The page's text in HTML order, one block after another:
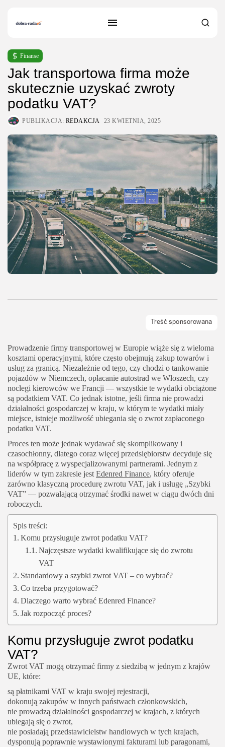
Finanse
Jak transportowa firma może
skutecznie uzyskać zwroty
podatku VAT?
PUBLIKACJA: REDAKCJA 23 KWIETNIA, 2025
Prowadzenie firmy transportowej w Europie wiąże się z wieloma
kosztami operacyjnymi, które często obejmują zakup towarów i
usług za granicą. Niezależnie od tego, czy chodzi o tankowanie
pojazdów w Niemczech, opłacanie autostrad we Włoszech, czy
noclegi kierowców we Francji — wszystkie te wydatki obciążone
są podatkiem VAT. Co jednak istotne, jeśli firma nie prowadzi
działalności gospodarczej w kraju, w którym te wydatki miały
miejsce, istnieje możliwość ubiegania się o zwrot zapłaconego
podatku VAT.
Proces ten może jednak wydawać się skomplikowany i
czasochłonny, dlatego coraz więcej przedsiębiorstw decyduje się
na współpracę z wyspecjalizowanymi partnerami. Jednym z
liderów w tym zakresie jest Edenred Finance, który oferuje
zarówno klasyczną procedurę zwrotu VAT, jak i usługę „Szybki
VAT” — pozwalającą otrzymać środki nawet w ciągu dwóch dni
roboczych.
Spis treści:
Komu przysługuje zwrot podatku VAT?
Najczęstsze wydatki kwalifikujące się do zwrotu
VAT
Standardowy a szybki zwrot VAT – co wybrać?
Co trzeba przygotować?
Dlaczego warto wybrać Edenred Finance?
Jak rozpocząć proces?
Komu przysługuje zwrot podatku
VAT?
Zwrot VAT mogą otrzymać firmy z siedzibą w jednym z krajów
UE, które:
są płatnikami VAT w kraju swojej rejestracji,
dokonują zakupów w innych państwach członkowskich,
nie prowadzą działalności gospodarczej w krajach, z których
ubiegają się o zwrot,
nie posiadają przedstawicielstw handlowych w tych krajach,
dysponują poprawnie wystawionymi fakturami lub paragonami,